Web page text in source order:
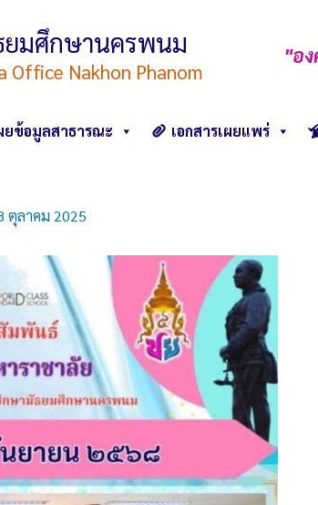
ยมศึกษานครพนม
Office Nakhon Phanom
"อ
ยข้อมูลสาธารณะ เอกสารเผยแพร่
ตุลาคม 2025